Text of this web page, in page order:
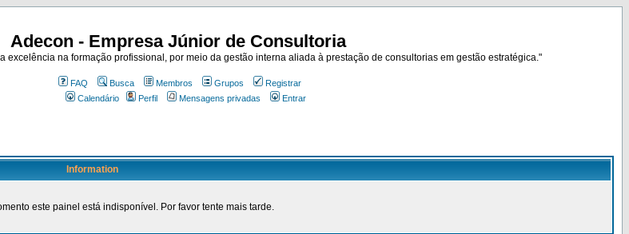
Adecon - Empresa Júnior de Consultoria
excelência na formação profissional, por meio da gestão interna aliada à prestação de consultorias em gestão estratégica."
FAQ Busca Membros Grupos
Registrar
Calendário
Perfil Mensagens privadas Entrar
Information
este painel está indisponível. Por favor tente mais tarde.